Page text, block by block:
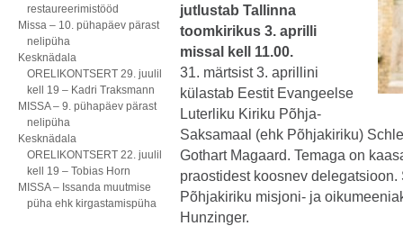
restaureerimistööd
Missa – 10. pühapäev pärast
nelipüha
Kesknädala
ORELIKONTSERT 29. juulil
kell 19 – Kadri Traksmann
MISSA – 9. pühapäev pärast
nelipüha
Kesknädala
ORELIKONTSERT 22. juulil
kell 19 – Tobias Horn
MISSA – Issanda muutmise
püha ehk kirgastamispüha
jutlustab Tallinna
toomkirikus 3. aprilli
missal kell 11.00.
31. märtsist 3. aprillini
külastab Eestit Evangeelse
Luterliku Kiriku Põhja-
Saksamaal (ehk Põhjakiriku)
Gothart Magaard. Temaga on
praostidest koosnev
Põhjakiriku misjoni- ja
Hunzinger.